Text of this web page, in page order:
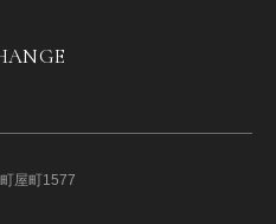
屋町1577